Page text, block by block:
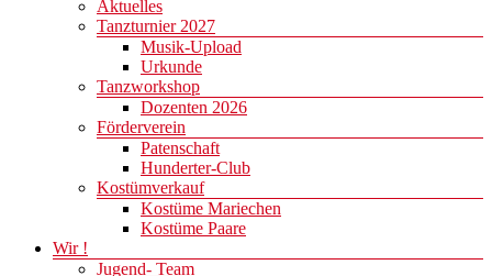
Aktuelles
Tanzturnier 2027
Musik-Upload
Urkunde
Tanzworkshop
Dozenten 2026
Förderverein
Patenschaft
Hunderter-Club
Kostümverkauf
Kostüme Mariechen
Kostüme Paare
Wir !
Jugend- Team